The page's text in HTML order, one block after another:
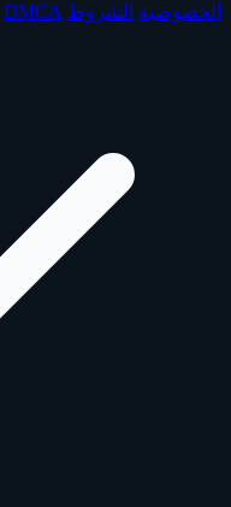
الخصوصية الشروط DMCA